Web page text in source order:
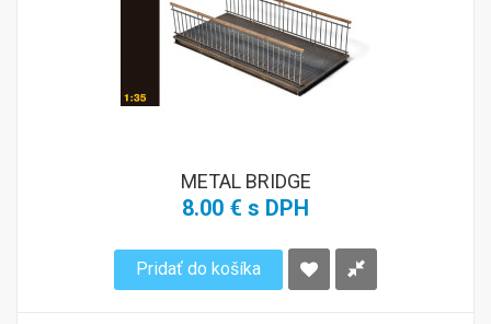
METAL BRIDGE
8.00 € s DPH
Pridať do košíka